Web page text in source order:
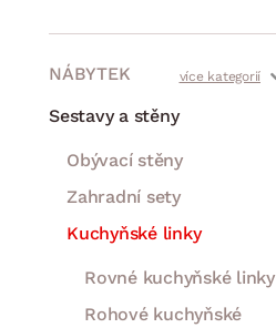
NÁBYTEK
Stoly a stolky
Křesla a sezení
Židle a lavice
Postele
Šatní skříně
Rošty
Matrace
Komody, skříňky a vitríny
Bytové doplňky
Sedací soupravy a pohovky
Sestavy a stěny
Obývací stěny
Zahradní sety
Kuchyňské linky
Rovné kuchyňské linky
Rohové kuchyňské